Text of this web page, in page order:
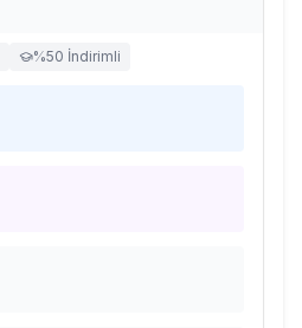
%50 İndirimli